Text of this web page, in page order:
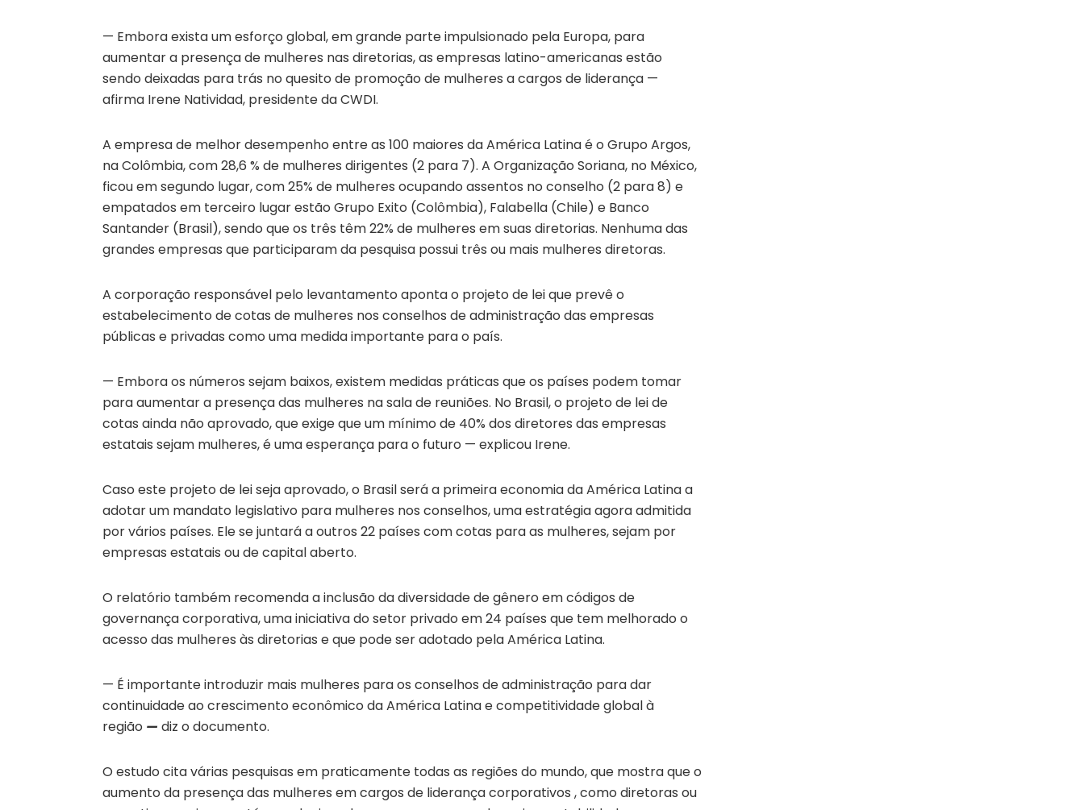
— Embora exista um esforço global, em grande parte impulsionado pela Europa, para
aumentar a presença de mulheres nas diretorias, as empresas latino-americanas estão
sendo deixadas para trás no quesito de promoção de mulheres a cargos de liderança —
afirma Irene Natividad, presidente da CWDI.
A empresa de melhor desempenho entre as 100 maiores da América Latina é o Grupo Argos,
na Colômbia, com 28,6 % de mulheres dirigentes (2 para 7). A Organização Soriana, no México,
ficou em segundo lugar, com 25% de mulheres ocupando assentos no conselho (2 para 8) e
empatados em terceiro lugar estão Grupo Exito (Colômbia), Falabella (Chile) e Banco
Santander (Brasil), sendo que os três têm 22% de mulheres em suas diretorias. Nenhuma das
grandes empresas que participaram da pesquisa possui três ou mais mulheres diretoras.
A corporação responsável pelo levantamento aponta o projeto de lei que prevê o
estabelecimento de cotas de mulheres nos conselhos de administração das empresas
públicas e privadas como uma medida importante para o país.
— Embora os números sejam baixos, existem medidas práticas que os países podem tomar
para aumentar a presença das mulheres na sala de reuniões. No Brasil, o projeto de lei de
cotas ainda não aprovado, que exige que um mínimo de 40% dos diretores das empresas
estatais sejam mulheres, é uma esperança para o futuro — explicou Irene.
Caso este projeto de lei seja aprovado, o Brasil será a primeira economia da América Latina a
adotar um mandato legislativo para mulheres nos conselhos, uma estratégia agora admitida
por vários países. Ele se juntará a outros 22 países com cotas para as mulheres, sejam por
empresas estatais ou de capital aberto.
O relatório também recomenda a inclusão da diversidade de gênero em códigos de
governança corporativa, uma iniciativa do setor privado em 24 países que tem melhorado o
acesso das mulheres às diretorias e que pode ser adotado pela América Latina.
— É importante introduzir mais mulheres para os conselhos de administração para dar
continuidade ao crescimento econômico da América Latina e competitividade global à
região — diz o documento.
O estudo cita várias pesquisas em praticamente todas as regiões do mundo, que mostra que o
aumento da presença das mulheres em cargos de liderança corporativos , como diretoras ou